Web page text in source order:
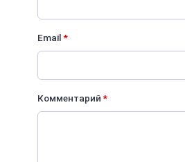
Email*
Комментарий*